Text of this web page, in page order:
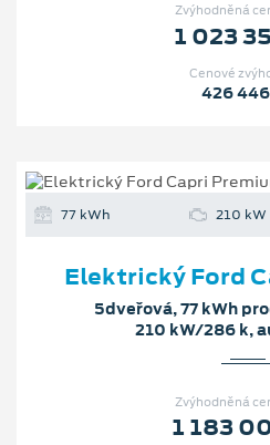
Zvýhodněná
1 023
Cenové
426
77 kWh 210 kW
Elektrický Ford
5dveřová, 77 kWh
210 kW/286 k,
Zvýhodněná
1 183